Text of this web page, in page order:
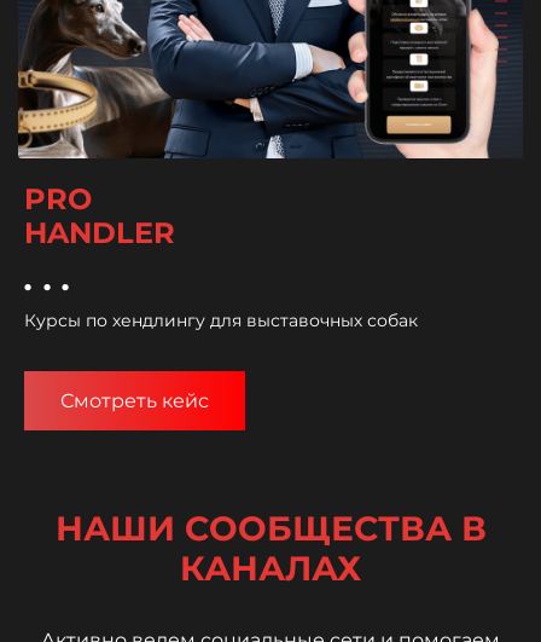
PRO
HANDLER
...
Курсы по хендлингу для выставочных собак
Смотреть кейс
НАШИ СООБЩЕСТВА В
КАНАЛАХ